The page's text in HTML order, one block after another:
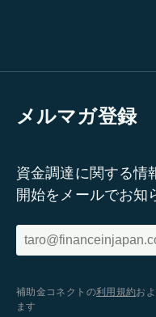
メルマガ登録
資金調達に関する情
開始をメールでお知
補助金コネクトの利用規約お
ます